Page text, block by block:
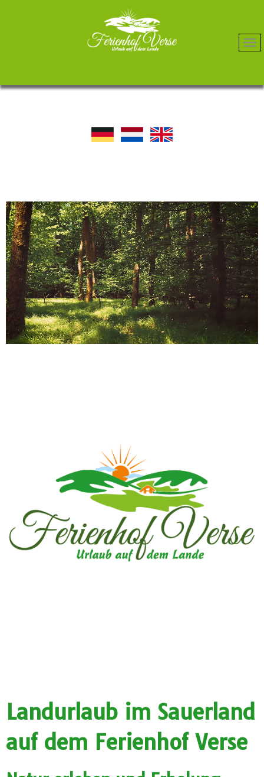
Landurlaub im Sauerland
auf dem Ferienhof Verse